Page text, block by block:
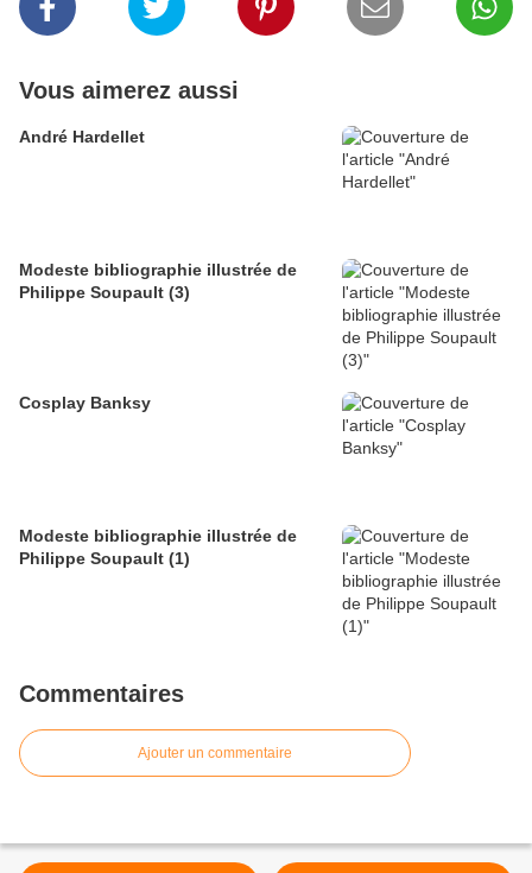
Vous aimerez aussi
André Hardellet
Modeste bibliographie illustrée de
Philippe Soupault (3)
Cosplay Banksy
Modeste bibliographie illustrée de
Philippe Soupault (1)
Commentaires
Ajouter un commentaire